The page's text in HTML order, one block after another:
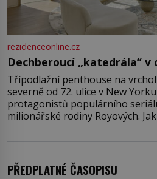
rezidenceonline.cz
Dechberoucí „katedrála“ v
Třípodlažní penthouse na
severně od 72. ulice v New
protagonistů populárního
milionářské rodiny Royových.
jenom jednou z nemovitostí
PŘEDPLATNÉ ČASOPISU